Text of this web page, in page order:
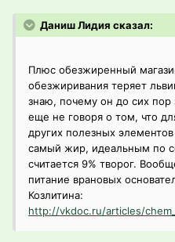
Даниш Лидия сказал:
Плюс обезжиренный
обезжиривания теряет
знаю, почему он до сих пор
еще не говоря о том, что
других полезных
самый жир, идеальным по
считается 9% творог.
питание врановых
Козлитина:
http://vkdoc.ru/articles/